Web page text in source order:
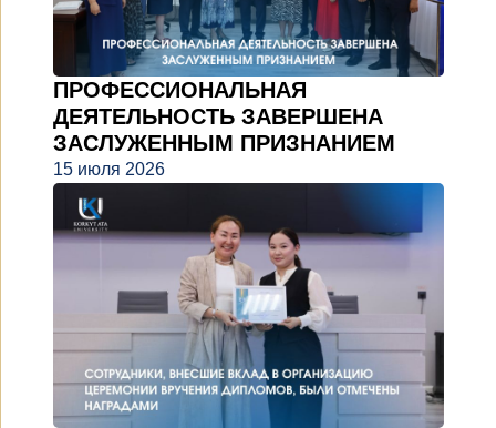
ПРОФЕССИОНАЛЬНАЯ
ДЕЯТЕЛЬНОСТЬ ЗАВЕРШЕНА
ЗАСЛУЖЕННЫМ ПРИЗНАНИЕМ
15 июля 2026